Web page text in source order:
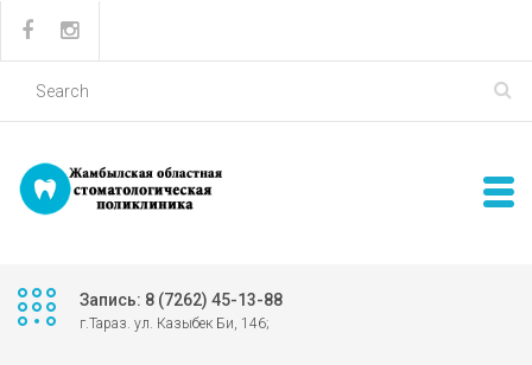
Запись: 8 (7262) 45-13-88
г.Тараз. ул. Казыбек Би, 146;